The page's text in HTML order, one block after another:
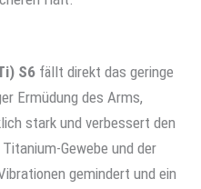
S6 fällt direkt das geringe
Ermüdung des Arms,
stark und verbessert den
Gewebe und der
gemindert und ein